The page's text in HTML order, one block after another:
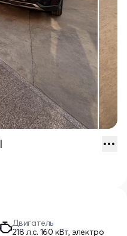
Двигатель
218 л.c. 160 кВт, электро